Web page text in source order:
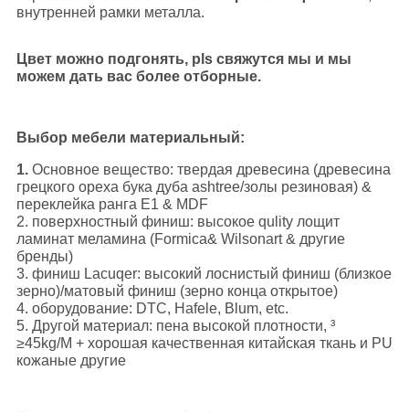
внутренней рамки металла.
Цвет можно подгонять, pls свяжутся мы и мы
можем дать вас более отборные.
Выбор мебели материальный:
1. Основное вещество: твердая древесина (древесина
грецкого ореха бука дуба ashtree/золы резиновая) &
переклейка ранга E1 & MDF
2. поверхностный финиш: высокое qulity лощит
ламинат меламина (Formica& Wilsonart & другие
бренды)
3. финиш Lacuqer: высокий лоснистый финиш (близкое
зерно)/матовый финиш (зерно конца открытое)
4. оборудование: DTC, Hafele, Blum, etc.
5. Другой материал: пена высокой плотности, ³
≥45kg/M + хорошая качественная китайская ткань и PU
кожаные другие